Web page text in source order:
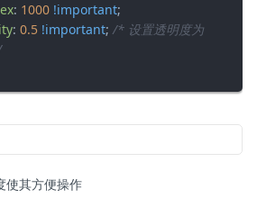
: 1000 !important;
: 0.5 !important; /* 设置透明度为
使其方便操作